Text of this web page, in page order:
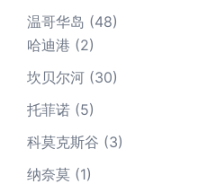
温哥华岛 (48)
哈迪港 (2)
坎贝尔河 (30)
托菲诺 (5)
科莫克斯谷 (3)
纳奈莫 (1)